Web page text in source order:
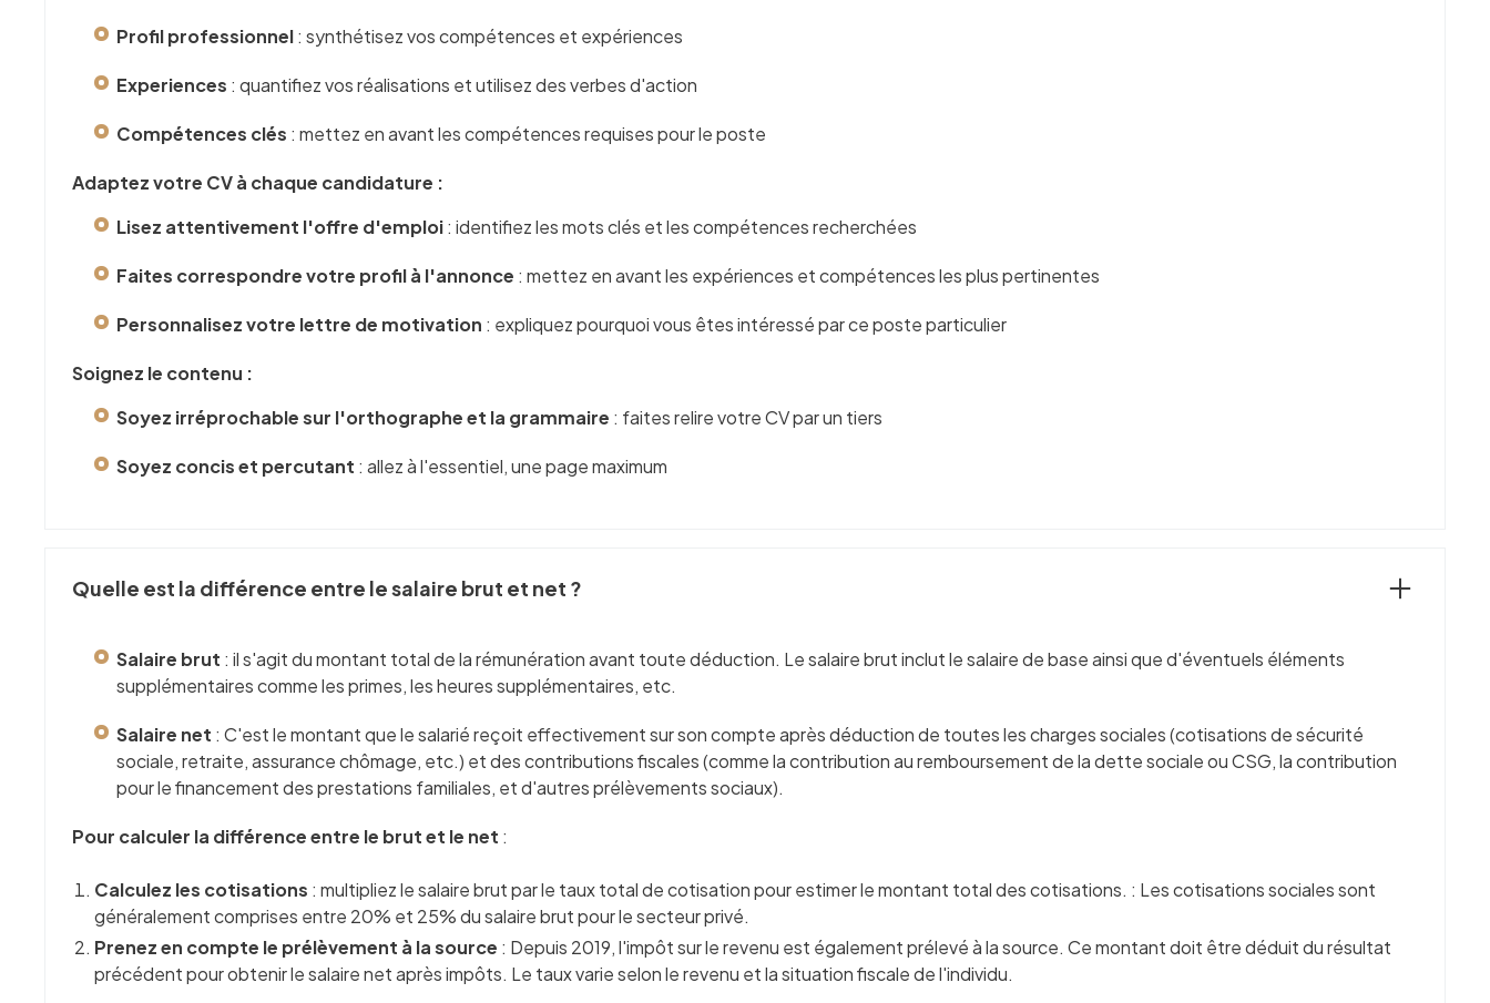
Profil professionnel: synthétisez vos compétences et expériences
Experiences : quantifiez vos réalisations et utilisez des verbes d'action
Compétences clés : mettez en avant les compétences requises pour le poste
Adaptez votre CV à chaque candidature :
Lisez attentivement l'offre d'emploi: identifiez les mots clés et les compétences recherchées
Faites correspondre votre profil à l'annonce : mettez en avant les expériences et compétences les plus pertinentes
Personnalisez votre lettre de motivation : expliquez pourquoi vous êtes intéressé par ce poste particulier
Soignez le contenu :
Soyez irréprochable sur l'orthographe et la grammaire : faites relire votre CV par un tiers
Soyez concis et percutant : allez à l'essentiel, une page maximum
Quelle est la différence entre le salaire brut et net ?
Salaire brut : il s'agit du montant total de la rémunération avant toute déduction. Le salaire brut inclut le salaire de base ainsi que d'éventuels éléments
supplémentaires comme les primes, les heures supplémentaires, etc.
Salaire net : C'est le montant que le salarié reçoit effectivement sur son compte après déduction de toutes les charges sociales (cotisations de sécurité
sociale, retraite, assurance chômage, etc.) et des contributions fiscales (comme la contribution au remboursement de la dette sociale ou CSG, la contribution
pour le financement des prestations familiales, et d'autres prélèvements sociaux).
Pour calculer la différence entre le brut et le net :
Calculez les cotisations : multipliez le salaire brut par le taux total de cotisation pour estimer le montant total des cotisations. : Les cotisations sociales sont
généralement comprises entre 20% et 25% du salaire brut pour le secteur privé.
Prenez en compte le prélèvement à la source : Depuis 2019, l'impôt sur le revenu est également prélevé à la source. Ce montant doit être déduit du résultat
précédent pour obtenir le salaire net après impôts. Le taux varie selon le revenu et la situation fiscale de l'individu.